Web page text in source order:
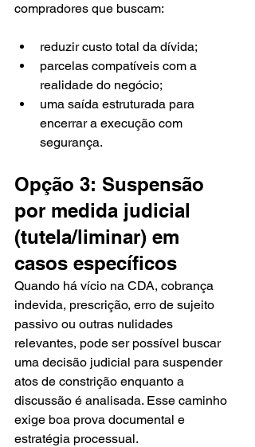
compradores que buscam:
reduzir custo total da dívida;
parcelas compatíveis com a
realidade do negócio;
uma saída estruturada para
encerrar a execução com
segurança.
Opção 3: Suspensão
por medida judicial
(tutela/liminar) em
casos específicos
Quando há vício na CDA, cobrança
indevida, prescrição, erro de sujeito
passivo ou outras nulidades
relevantes, pode ser possível buscar
uma decisão judicial para suspender
atos de constrição enquanto a
discussão é analisada. Esse caminho
exige boa prova documental e
estratégia processual.